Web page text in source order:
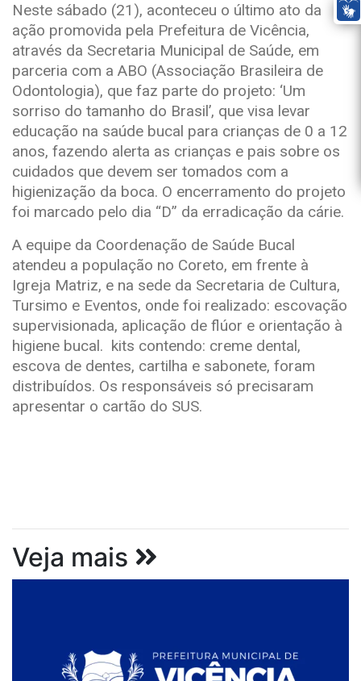
Neste sábado (21), aconteceu o último ato da
ação promovida pela Prefeitura de Vicência,
através da Secretaria Municipal de Saúde, em
parceria com a ABO (Associação Brasileira de
Odontologia), que faz parte do projeto: ‘Um
sorriso do tamanho do Brasil’, que visa levar
educação na saúde bucal para crianças de 0 a 12
anos, fazendo alerta as crianças e pais sobre os
cuidados que devem ser tomados com a
higienização da boca. O encerramento do projeto
foi marcado pelo dia “D” da erradicação da cárie.
A equipe da Coordenação de Saúde Bucal
atendeu a população no Coreto, em frente à
Igreja Matriz, e na sede da Secretaria de Cultura,
Tursimo e Eventos, onde foi realizado: escovação
supervisionada, aplicação de flúor e orientação à
higiene bucal. kits contendo: creme dental,
escova de dentes, cartilha e sabonete, foram
distribuídos. Os responsáveis só precisaram
apresentar o cartão do SUS.
Veja mais